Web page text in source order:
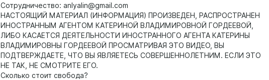
Сотрудничество: anlyalin@gmail.com
НАСТОЯЩИЙ МАТЕРИАЛ (ИНФОРМАЦИЯ) ПРОИЗВЕДЕН, РАСПРОСТРАНЕН
ИНОСТРАННЫМ АГЕНТОМ КАТЕРИНОЙ ВЛАДИМИРОВНОЙ ГОРДЕЕВОЙ,
ЛИБО КАСАЕТСЯ ДЕЯТЕЛЬНОСТИ ИНОСТРАННОГО АГЕНТА КАТЕРИНЫ
ВЛАДИМИРОВНЫ ГОРДЕЕВОЙ ПРОСМАТРИВАЯ ЭТО ВИДЕО, ВЫ
ПОДТВЕРЖДАЕТЕ, ЧТО ВЫ ЯВЛЯЕТЕСЬ СОВЕРШЕННОЛЕТНИМ. ЕСЛИ ЭТО
НЕ ТАК, НЕ СМОТРИТЕ ЕГО.
Сколько стоит свобода?